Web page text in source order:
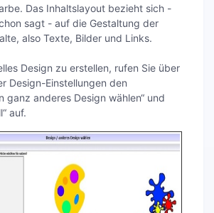
Das Inhaltslayout bezieht sich -
sagt - auf die Gestaltung der
also Texte, Bilder und Links.
Design zu erstellen, rufen Sie über
Design-Einstellungen den
ganz anderes Design wählen“ und
auf.